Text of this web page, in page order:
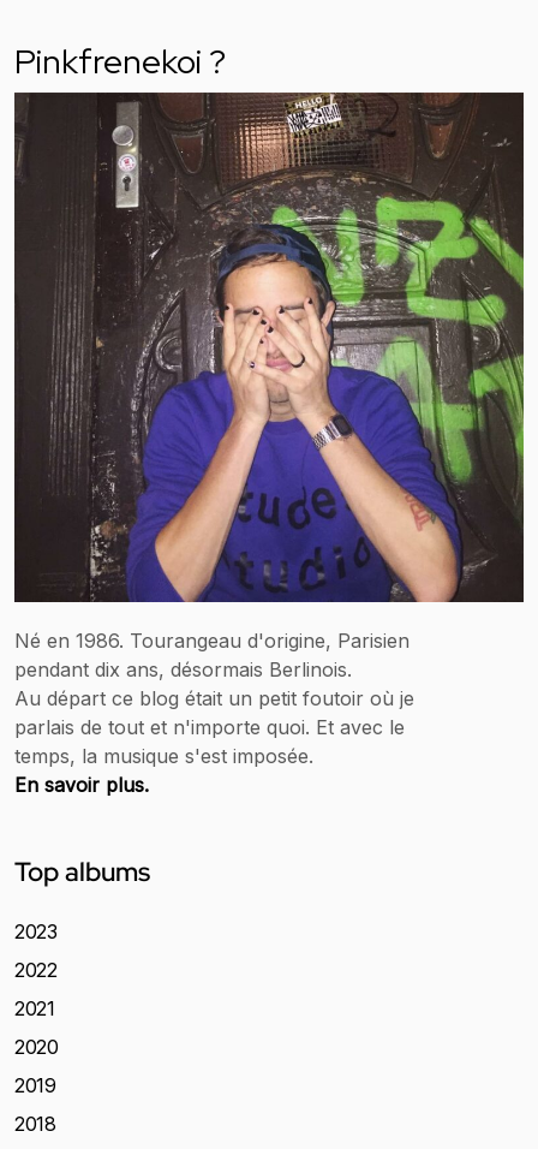
Pinkfrenekoi ?
Né en 1986. Tourangeau d'origine, Parisien
pendant dix ans, désormais Berlinois.
Au départ ce blog était un petit foutoir où je
parlais de tout et n'importe quoi. Et avec le
temps, la musique s'est imposée.
En savoir plus.
Top albums
2023
2022
2021
2020
2019
2018